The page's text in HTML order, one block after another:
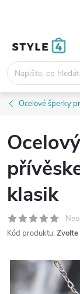
Ocelové šperky
klasik
Kód produktu: